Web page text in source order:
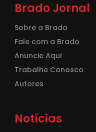
Brado Jornal
Sobre a Brado
Fale com a Brado
Anuncie Aqui
Trabalhe Conosco
Autores
Notícias